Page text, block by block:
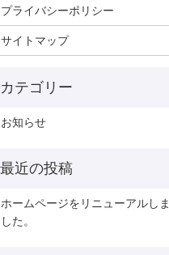
プライバシーポリシー
サイトマップ
お知らせ
ホームページをリニューアルしま
した。